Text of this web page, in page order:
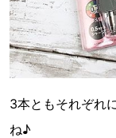
3本ともそれぞれ
ね♪